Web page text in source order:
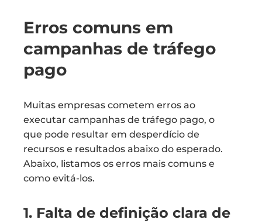
Erros comuns em
campanhas de tráfego
pago
Muitas empresas cometem erros ao
executar campanhas de tráfego pago, o
que pode resultar em desperdício de
recursos e resultados abaixo do esperado.
Abaixo, listamos os erros mais comuns e
como evitá-los.
1. Falta de definição clara de